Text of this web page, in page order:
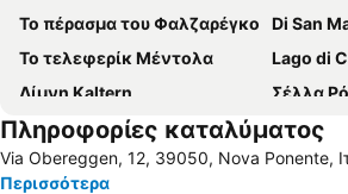
Το πέρασμα του Φαλζαρέγκο
Di San
Το τελεφερίκ Μέντολα
Lago di
Λίμνη Kaltern
Σέλλα
Bressanone a prima vista
Θέρμες
Πληροφορίες καταλύματος
Via Obereggen, 12, 39050, Nova Ponente,
Περισσότερα